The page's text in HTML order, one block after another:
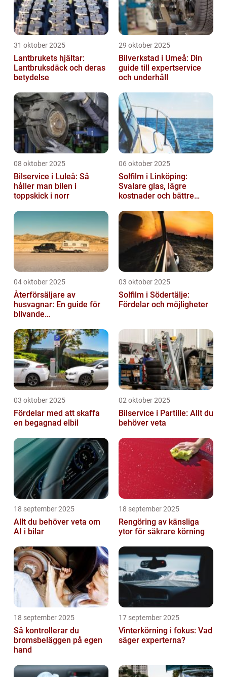
31 oktober 2025
Lantbrukets hjältar:
Lantbruksdäck och deras
betydelse
29 oktober 2025
Bilverkstad i Umeå: Din
guide till expertservice
och underhåll
08 oktober 2025
Bilservice i Luleå: Så
håller man bilen i
toppskick i norr
06 oktober 2025
Solfilm i Linköping:
Svalare glas, lägre
kostnader och bättre
04 oktober 2025
Återförsäljare av
husvagnar: En guide för
blivande
03 oktober 2025
Solfilm i Södertälje:
Fördelar och möjligheter
03 oktober 2025
Fördelar med att skaffa
en begagnad elbil
02 oktober 2025
Bilservice i Partille: Allt du
behöver veta
18 september 2025
Allt du behöver veta om
AI i bilar
18 september 2025
Rengöring av känsliga
ytor för säkrare körning
18 september 2025
Så kontrollerar du
bromsbeläggen på egen
hand
17 september 2025
Vinterkörning i fokus: Vad
säger experterna?